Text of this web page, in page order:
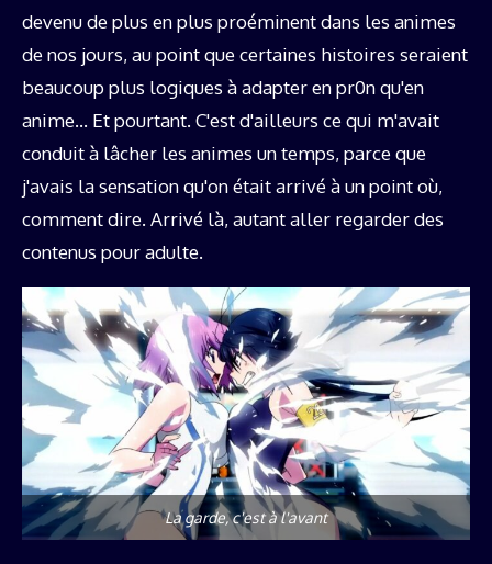
devenu de plus en plus proéminent dans les animes
de nos jours, au point que certaines histoires seraient
beaucoup plus logiques à adapter en pr0n qu'en
anime… Et pourtant. C'est d'ailleurs ce qui m'avait
conduit à lâcher les animes un temps, parce que
j'avais la sensation qu'on était arrivé à un point où,
comment dire. Arrivé là, autant aller regarder des
contenus pour adulte.
La garde, c'est à l'avant